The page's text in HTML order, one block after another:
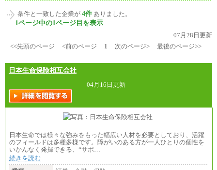
条件と一致した企業が 4件 ありました。
1ページ中の1ページ目を表示
07月28日更新
<<先頭のページ
<前のページ 1 次のページ> 最後のページ>>
日本生命保険相互会社
04月16日更新
日本生命では様々な強みをもった幅広い人材を必要としており、活躍
のフィールドは多種多様です。障がいのある方が一人ひとりの個性を
いかんなく発揮できる、“サポ…
続きを読む